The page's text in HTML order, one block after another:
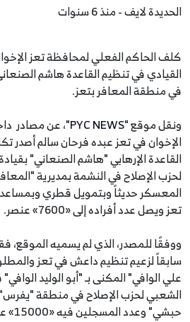
الحديدة لايف - منذ 6 سنوات
كلف الحاكم الفعلي لمحافظة تعز
القيادي في تنظيم القاعدة هاشم
في منطقة المعافر بتعز.
ونقل موقع "PYC NEWS"، عن مصادر
الإخوان في تعز عبده فرحان سالم أصدر
القاعدة الإرهابي "هاشم الصنعاني"
لحزب الإصلاح في النشمة بمديرية
المعسكر حديثاً وبتمويل قطري
تعز ويصل عدد أفراده إلى «7600» عنصر.
ووفقًا للمصدر، الذي لم يسميه الموقع،
سابقاً لزعيم تنظيم داعش في تعز
علي الوافي" المكنى بـ "أبو الوليد
الشعبي لحزب الإصلاح في منطقة
حبشي" وعدد المسجلين فيه «15000» عنصر.